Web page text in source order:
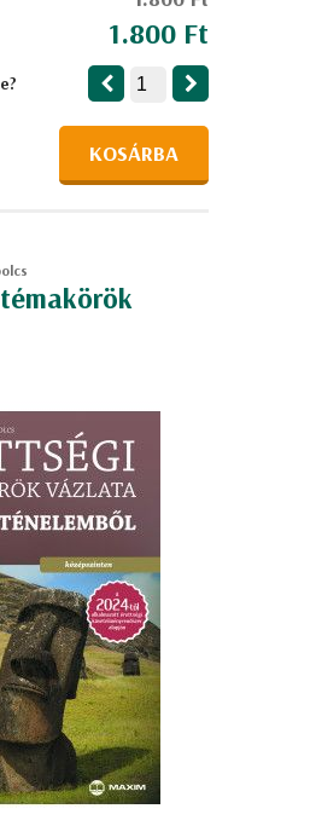
1.800 Ft
KOSÁRBA